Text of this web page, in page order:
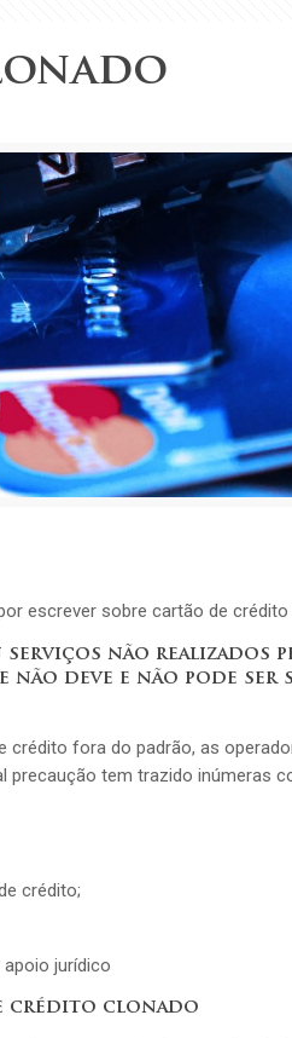
escrever sobre cartão de crédito
serviços não realizados
deve e não pode ser
crédito fora do padrão, as
precaução tem trazido inúmeras
crédito;
jurídico
crédito clonado